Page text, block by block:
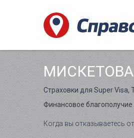
Страховки для Super Visa,
Финансовое
Когда вы отказываетесь